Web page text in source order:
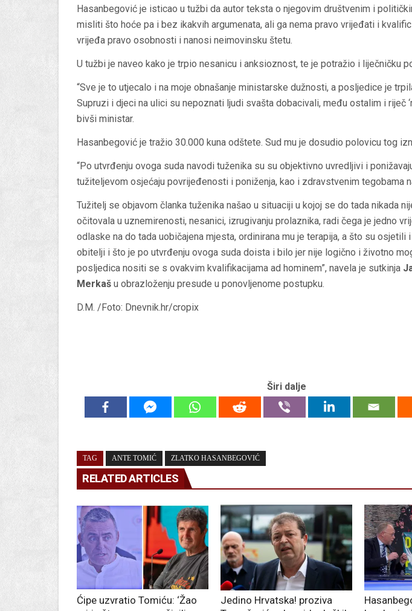
Hasanbegović je isticao u tužbi da autor teksta o njegovim društvenim i
misliti što hoće pa i bez ikakvih argumenata, ali ga nema pravo vrijeđati i
vrijeđa pravo osobnosti i nanosi neimovinsku štetu.
U tužbi je naveo kako je trpio nesanicu i anksioznost, te je potražio i liječničku
“Sve je to utjecalo i na moje obnašanje ministarske dužnosti, a posljedice je
Supruzi i djeci na ulici su nepoznati ljudi svašta dobacivali, među ostalim i riječ
bivši ministar.
Hasanbegović je tražio 30.000 kuna odštete. Sud mu je dosudio polovicu tog
“Po utvrđenju ovoga suda navodi tuženika su su objektivno uvredljivi i
tužiteljevom osjećaju povrijeđenosti i poniženja, kao i zdravstvenim tegobama
Tužitelj se objavom članka tuženika našao u situaciji u kojoj se do tada nikada
očitovala u uznemirenosti, nesanici, izrugivanju prolaznika, radi čega je jedno
odlaske na do tada uobičajena mjesta, ordinirana mu je terapija, a što su osjetili
obitelji i što je po utvrđenju ovoga suda doista i bilo jer nije logično i životno
posljedica nositi se s ovakvim kvalifikacijama ad hominem”, navela je sutkinja
Merkaš u obrazloženju presude u ponovljenome postupku.
D.M. /Foto: Dnevnik.hr/cropix
Širi dalje
TAG ANTE TOMIĆ ZLATKO HASANBEGOVIĆ
RELATED ARTICLES
Ćipe uzvratio Tomiću: ‘Žao
Jedino Hrvatska! proziva